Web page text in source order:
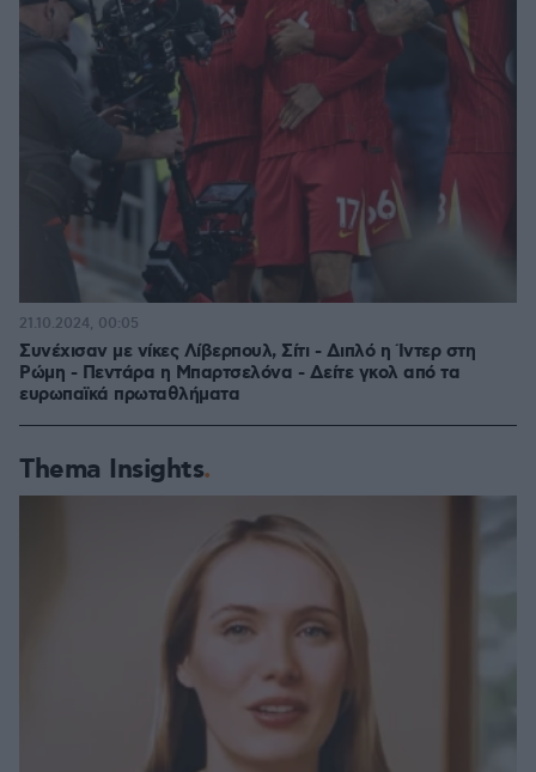
Συνέχισαν με νίκες Λίβερπουλ, Σίτι - Διπλό η Ίντερ στη
Ρώμη - Πεντάρα η Μπαρτσελόνα - Δείτε γκολ από τα
ευρωπαϊκά πρωταθλήματα
21.10.2024, 00:05
Thema Insights